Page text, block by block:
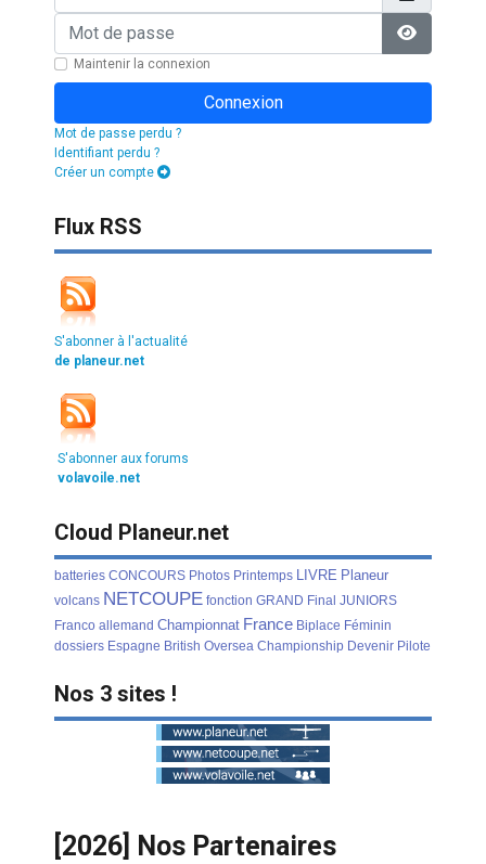
Mot de passe
Afficher
Maintenir la connexion
Connexion
Mot de passe perdu ?
Identifiant perdu ?
Créer un compte
Flux RSS
S'abonner à l'actualité
de planeur.net
S'abonner aux forums
volavoile.net
Cloud Planeur.net
batteries CONCOURS Photos Printemps LIVRE Planeur
volcans NETCOUPE fonction GRAND Final JUNIORS
Franco allemand Championnat France Biplace Féminin
dossiers Espagne British Oversea Championship Devenir Pilote
Nos 3 sites !
[2026] Nos Partenaires